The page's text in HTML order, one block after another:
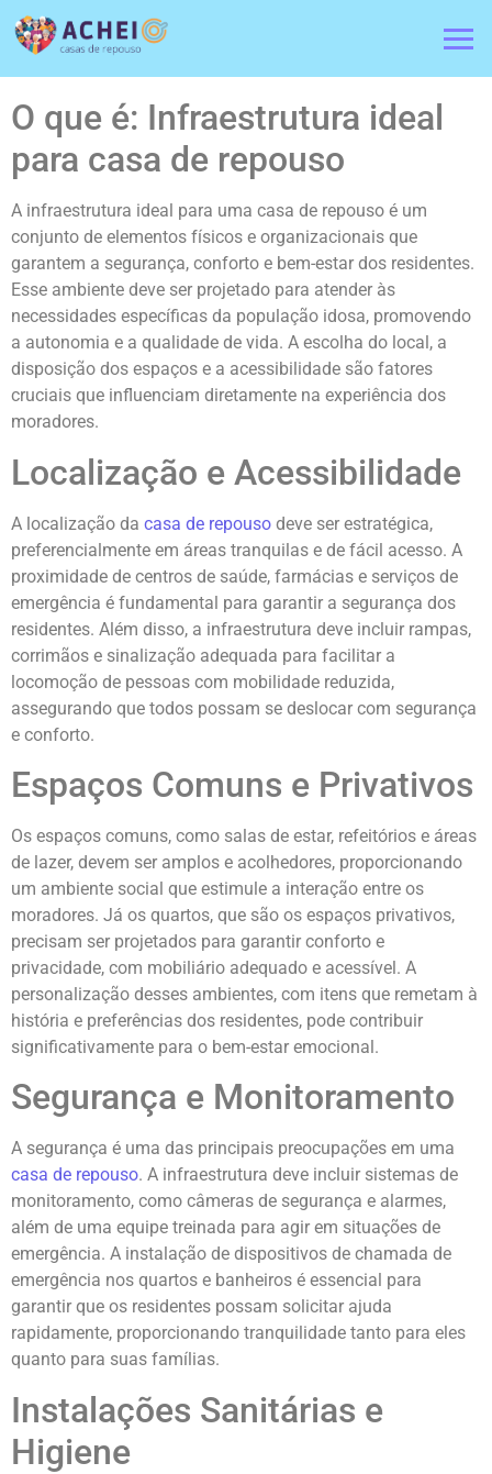
O que é: Infraestrutura ideal
para casa de repouso
A infraestrutura ideal para uma casa de repouso é um
conjunto de elementos físicos e organizacionais que
garantem a segurança, conforto e bem-estar dos residentes.
Esse ambiente deve ser projetado para atender às
necessidades específicas da população idosa, promovendo
a autonomia e a qualidade de vida. A escolha do local, a
disposição dos espaços e a acessibilidade são fatores
cruciais que influenciam diretamente na experiência dos
moradores.
Localização e Acessibilidade
A localização da casa de repouso deve ser estratégica,
preferencialmente em áreas tranquilas e de fácil acesso. A
proximidade de centros de saúde, farmácias e serviços de
emergência é fundamental para garantir a segurança dos
residentes. Além disso, a infraestrutura deve incluir rampas,
corrimãos e sinalização adequada para facilitar a
locomoção de pessoas com mobilidade reduzida,
assegurando que todos possam se deslocar com segurança
e conforto.
Espaços Comuns e Privativos
Os espaços comuns, como salas de estar, refeitórios e áreas
de lazer, devem ser amplos e acolhedores, proporcionando
um ambiente social que estimule a interação entre os
moradores. Já os quartos, que são os espaços privativos,
precisam ser projetados para garantir conforto e
privacidade, com mobiliário adequado e acessível. A
personalização desses ambientes, com itens que remetam à
história e preferências dos residentes, pode contribuir
significativamente para o bem-estar emocional.
Segurança e Monitoramento
A segurança é uma das principais preocupações em uma
casa de repouso. A infraestrutura deve incluir sistemas de
monitoramento, como câmeras de segurança e alarmes,
além de uma equipe treinada para agir em situações de
emergência. A instalação de dispositivos de chamada de
emergência nos quartos e banheiros é essencial para
garantir que os residentes possam solicitar ajuda
rapidamente, proporcionando tranquilidade tanto para eles
quanto para suas famílias.
Instalações Sanitárias e
Higiene